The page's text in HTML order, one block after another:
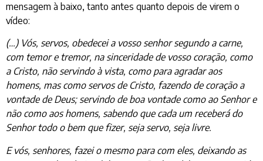
mensagem à baixo, tanto antes quanto depois de virem o
vídeo:
(…) Vós, servos, obedecei a vosso senhor segundo a carne,
com temor e tremor, na sinceridade de vosso coração, como
a Cristo, não servindo à vista, como para agradar aos
homens, mas como servos de Cristo, fazendo de coração a
vontade de Deus; servindo de boa vontade como ao Senhor e
não como aos homens, sabendo que cada um receberá do
Senhor todo o bem que fizer, seja servo, seja livre.
E vós, senhores, fazei o mesmo para com eles, deixando as